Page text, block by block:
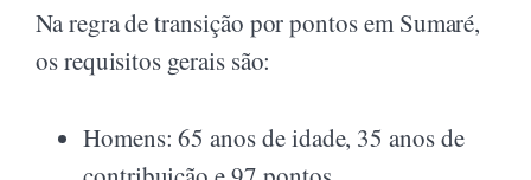
Na regra de transição por pontos em Sumaré,
os requisitos gerais são:
Homens: 65 anos de idade, 35 anos de